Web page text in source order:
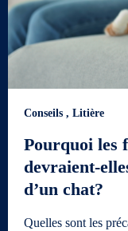
Conseils , Litière
Pourquoi les
devraient-
d’un chat?
Quelles sont les